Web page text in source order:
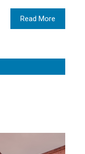
Read More